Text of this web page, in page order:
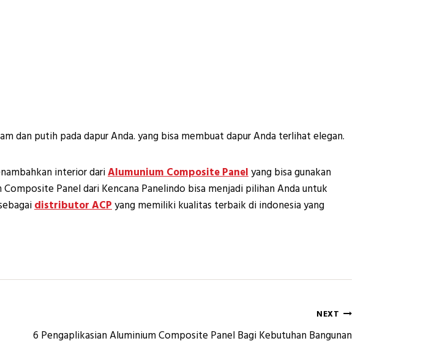
dan putih pada dapur Anda. yang bisa membuat dapur Anda terlihat elegan.
interior dariAlumunium Composite Panelyang bisa gunakan
Panel dari Kencana Panelindo bisa menjadi pilihan Anda untuk
distributor ACPyang memiliki kualitas terbaik di indonesia yang
NEXT
6 Pengaplikasian Aluminium Composite Panel Bagi Kebutuhan Bangunan